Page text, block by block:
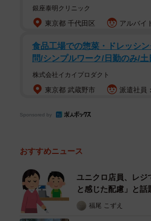
というのも、大阪・枚方市の弁当
トニュースを読んだから。出身の
今回はたまたま口コミに返信機能
真摯な対応に最後は投稿者が降参
だ、それも法的措置を取らないこ
ん。でも枚方のPR大使としては少
て行くので私だとわからなかった
お化粧をしてうかがいますね！
ここまで書いて、次にお店にうか
銀座泰明クリニック
東京都 千代田区 アルバイ
食品工場での惣菜・ドレッシ
問/シンプルワーク/日勤のみ/
株式会社イカイプロダクト
東京都 武蔵野市 派遣社員
Sponsored by
おすすめニュース
ユニクロ店員、レジ
と感じた配慮」と話
福尾 こずえ